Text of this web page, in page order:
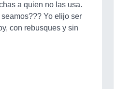
a quien no las usa.
Yo elijo ser
con rebusques y sin